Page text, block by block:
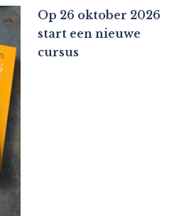
Op 26 oktober 2026
start een nieuwe
cursus